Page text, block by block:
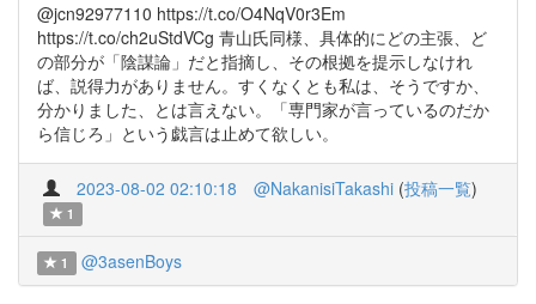
@jcn92977110 https://t.co/O4NqV0r3Em
https://t.co/ch2uStdVCg 青山氏同様、具体的にどの主張、ど
の部分が「陰謀論」だと指摘し、その根拠を提示しなけれ
ば、説得力がありません。すくなくとも私は、そうですか、
分かりました、とは言えない。「専門家が言っているのだか
ら信じろ」という戯言は止めて欲しい。
2023-08-02 02:10:18 @NakanisiTakashi (投稿一覧)
1
1 @3asenBoys